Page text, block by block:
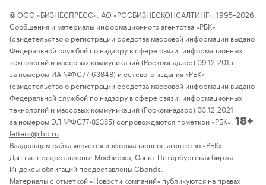
© ООО «БИЗНЕСПРЕСС», АО «РОСБИЗНЕСКОНСАЛТИНГ», 1995–2026.
Сообщения и материалы информационного агентства «РБК»
(свидетельство о регистрации средства массовой информации выдано
Федеральной службой по надзору в сфере связи, информационных
технологий и массовых коммуникаций (Роскомнадзор) 09.12.2015
за номером ИА №ФС77-63848) и сетевого издания «РБК»
(свидетельство о регистрации средства массовой информации выдано
Федеральной службой по надзору в сфере связи, информационных
технологий и массовых коммуникаций (Роскомнадзор) 03.12.2021
за номером ЭЛ №ФС77-82385) сопровождаются пометкой «РБК». 18+
letters@rbc.ru
Владельцем сайта является информационное агентство «РБК».
Данные предоставлены: Мосбиржа Санкт-Петербургская биржа
Индексы облигаций предоставлены Cbonds.
Материалы с отметкой «Новости компаний» публикуются на правах